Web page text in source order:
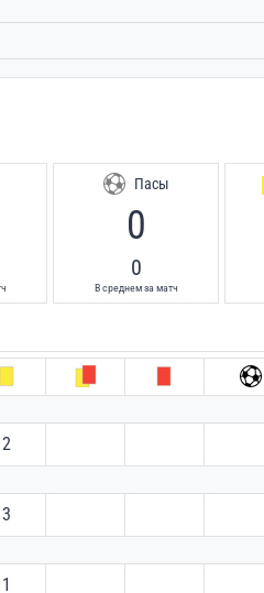
Пасы
0
0
В среднем за матч
2
3
1